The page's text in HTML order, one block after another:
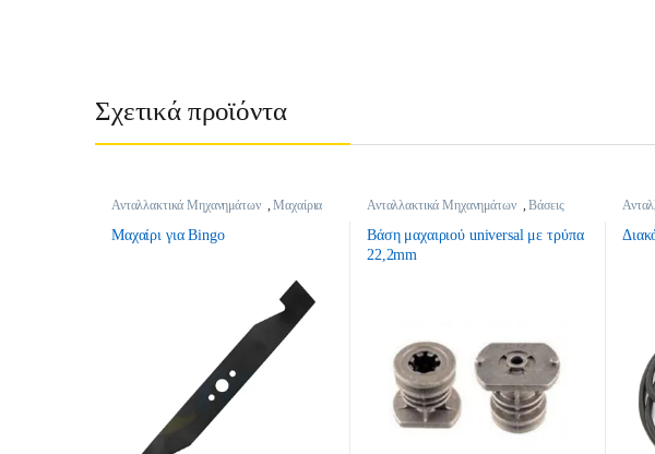
Σχετικά προϊόντα
Ανταλλακτικά Μηχανημάτων ,Μαχαίρια
Μαχαίρι για Bingo
Ανταλλακτικά Μηχανημάτων ,Βάσεις
Βάση μαχαιριού universal με τρύπα
22,2mm